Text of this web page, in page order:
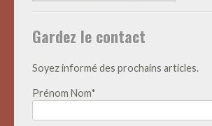
Gardez le contact
Soyez informé des prochains articles.
Prénom Nom*